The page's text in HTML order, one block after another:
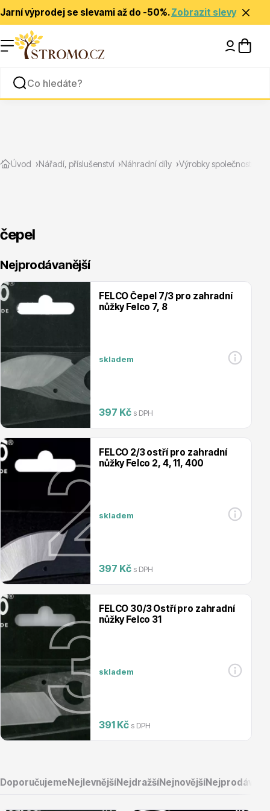
Jarní výprodej se slevami až do -50%.Zobrazit slevy
Rady a tipy
Vřesovištní rostliny
Vánoční stromky v květináčích a řezané
Magnólie
Semena, sadba
Úvod Nářadí, příslušenství Náhradní díly Výrobky společnosti
čepel
Nejprodávanější
FELCO Čepel 7/3 pro zahradní
nůžky Felco 7, 8
skladem
397 Kč s DPH
FELCO 2/3 ostří pro zahradní
nůžky Felco 2, 4, 11, 400
skladem
397 Kč s DPH
FELCO 30/3 Ostří pro zahradní
nůžky Felco 31
skladem
391 Kč s DPH
DoporučujemeNejlevnějšíNejdražšíNejnovější